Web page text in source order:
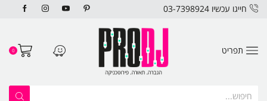
חייגו עכשיו 03-7398924
תפריט 0